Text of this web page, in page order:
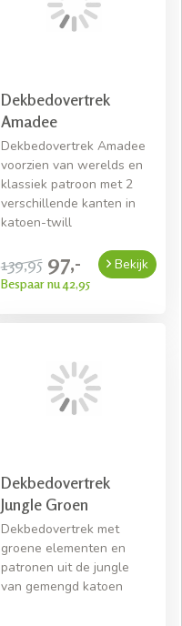
Dekbedovertrek
Amadee
Dekbedovertrek Amadee
voorzien van werelds en
klassiek patroon met 2
verschillende kanten in
katoen-twill
139,95 97,-
Bespaar nu 42,95
Bekijk
Dekbedovertrek
Jungle Groen
Dekbedovertrek met
groene elementen en
patronen uit de jungle
van gemengd katoen